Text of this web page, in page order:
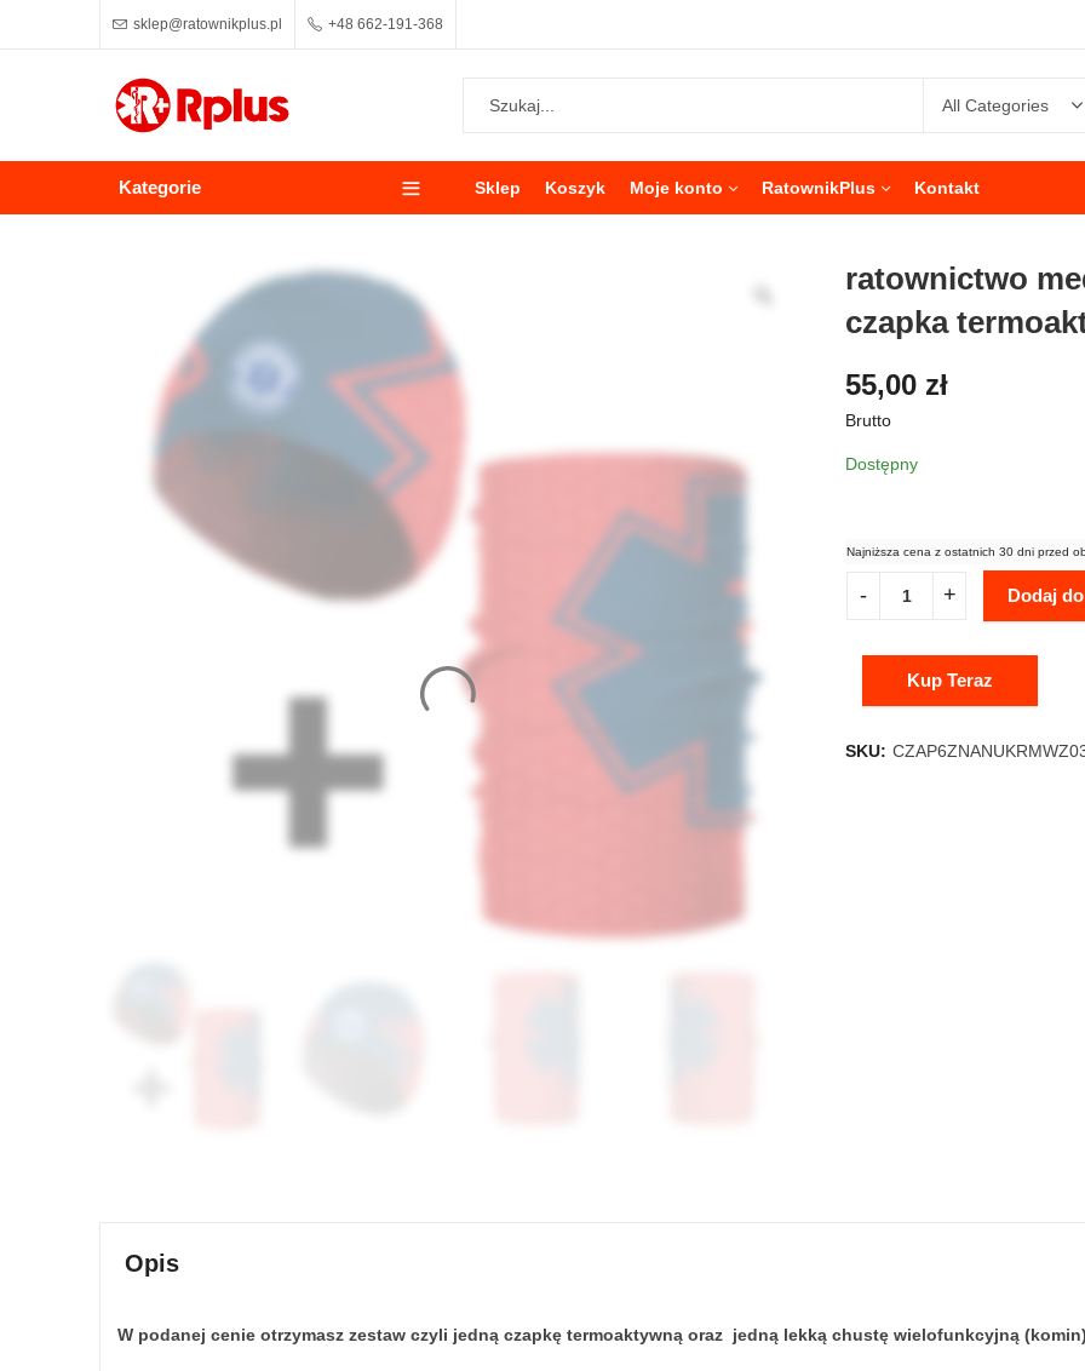
sklep@ratownikplus.pl +48 662-191-368
Kategorie Sklep Koszyk Moje konto RatownikPlus Kontakt
ratownictwo
czapka
55,00 zł
Brutto
Dostępny
Najniższa cena z ostatnich 30 dni przed
Dodaj
Kup Teraz
SKU:
Opis
W podanej cenie otrzymasz zestaw czyli jedną czapkę termoaktywną oraz jedną lekką chustę wielofunkcyjną